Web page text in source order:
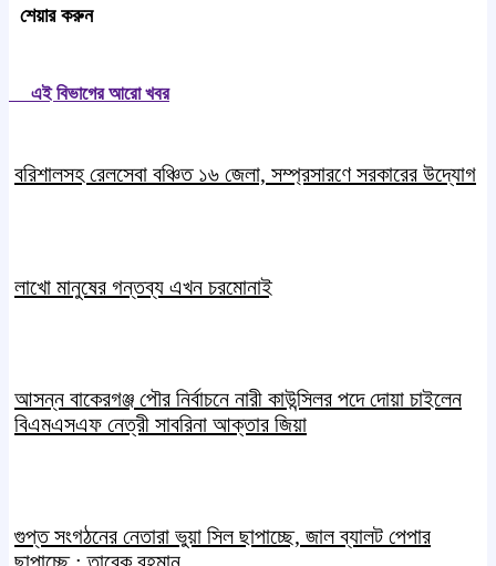
শেয়ার করুন
এই বিভাগের আরো খবর
বরিশালসহ রেলসেবা বঞ্চিত ১৬ জেলা, সম্প্রসারণে সরকারের উদ্যোগ
লাখো মানুষের গন্তব্য এখন চরমোনাই
আসন্ন বাকেরগঞ্জ পৌর নির্বাচনে নারী কাউন্সিলর পদে দোয়া চাইলেন
বিএমএসএফ নেত্রী সাবরিনা আক্তার জিয়া
গুপ্ত সংগঠনের নেতারা ভুয়া সিল ছাপাচ্ছে, জাল ব্যালট পেপার